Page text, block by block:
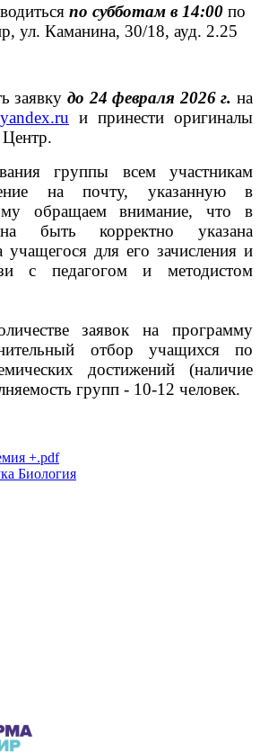
по субботам в 14:00 по
ул. Каманина, 30/18, ауд. 2.25
заявку до 24 февраля 2026 г. на
и принести оригиналы
группы всем участникам
на почту, указанную в
обращаем внимание, что в
быть корректно указана
учащегося для его зачисления и
с педагогом и методистом
заявок на программу
отбор учащихся по
достижений (наличие
групп - 10-12 человек.
+.pdf
Биология